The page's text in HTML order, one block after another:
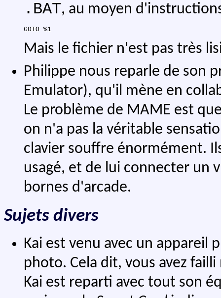
.BAT, au moyen
Mais le fichier n'est pas très
Philippe nous reparle de son
Emulator), qu'il mène en
Le problème de MAME est
on n'a pas la véritable
clavier souffre énormément.
usagé, et de lui connecter un
bornes d'arcade.
Sujets divers
Kai est venu avec un
photo. Cela dit, vous avez
Kai est reparti avec tout son